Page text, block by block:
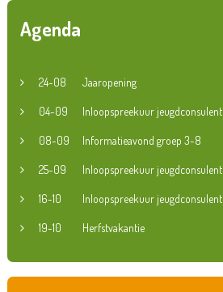
Agenda
24-08 Jaaropening
04-09 Inloopspreekuur jeugdconsulent
08-09 Informatieavond groep 3-8
25-09 Inloopspreekuur jeugdconsulent
16-10 Inloopspreekuur jeugdconsulent
19-10 Herfstvakantie